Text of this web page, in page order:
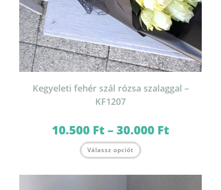
Kegyeleti fehér szál rózsa szalaggal –
KF1207
10.500 Ft–30.000 Ft10.500 Ft
Válassz opciót a